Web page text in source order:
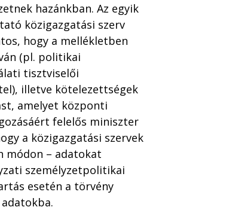
hazánkban. Az egyik
közigazgatási szerv
hogy a mellékletben
(pl. politikai
tisztviselői
illetve kötelezettségek
amelyet központi
felelős miniszter
a közigazgatási szervek
módon – adatokat
személyzetpolitikai
esetén a törvény